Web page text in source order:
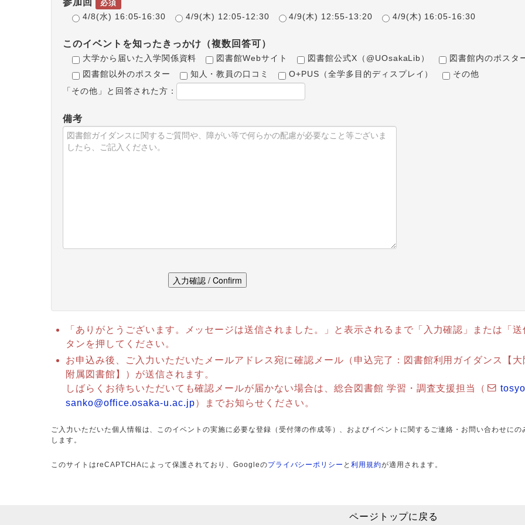
参加回 必須
4/8(水) 16:05-16:30 4/9(木) 12:05-12:30 4/9(木) 12:55-13:20 4/9(木) 16:05-16:30
このイベントを知ったきっかけ（複数回答可）
大学から届いた入学関係資料 図書館Webサイト 図書館公式X（@UOsakaLib）
図書館内のポスタ
図書館以外のポスター
知人・教員の口コミ O+PUS（全学多目的ディスプレイ） その他
「その他」と回答された方：
備考
「ありがとうございます。メッセージは送信されました。」と表示されるまで「入力確認」または「
タンを押してください。
お申込み後、ご入力いただいたメールアドレス宛に確認メール（申込完了：図書館利用ガイダンス【大
附属図書館】）が送信されます。
しばらくお待ちいただいても確認メールが届かない場合は、総合図書館 学習・調査支援担当（
sanko@office.osaka-u.ac.jp）までお知らせください。
ご入力いただいた個人情報は、このイベントの実施に必要な登録（受付簿の作成等）、およびイベントに関するご連絡・お問い合わせにの
します。
このサイトはreCAPTCHAによって保護されており、Googleのプライバシーポリシー と利用規約が適用されます。
ページトップに戻る